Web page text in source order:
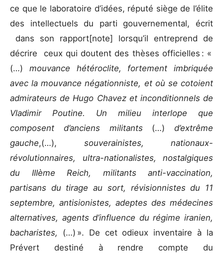
ce que le laboratoire d’idées, réputé siège de l’élite
des intellectuels du parti gouvernemental, écrit
dans son rapport[note] lorsqu’il entreprend de
décrire ceux qui doutent des thèses officielles : «
(…) mouvance hétéroclite, fortement imbriquée
avec la mouvance négationniste, et où se cotoient
admirateurs de Hugo Chavez et inconditionnels de
Vladimir Poutine. Un milieu interlope que
composent d’anciens militants (…) d’extrême
gauche,(…), souverainistes, nationaux-
révolutionnaires, ultra-nationalistes, nostalgiques
du IIIème Reich, militants anti-vaccination,
partisans du tirage au sort, révisionnistes du 11
septembre, antisionistes, adeptes des médecines
alternatives, agents d’influence du régime iranien,
bacharistes, (…) ». De cet odieux inventaire à la
Prévert destiné à rendre compte du